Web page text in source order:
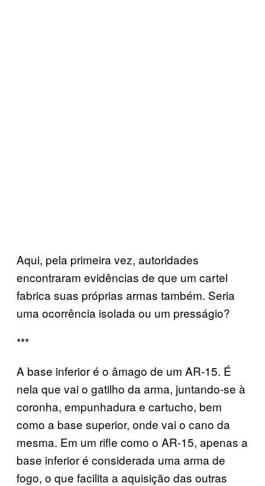
Aqui, pela primeira vez, autoridades
encontraram evidências de que um cartel
fabrica suas próprias armas também. Seria
uma ocorrência isolada ou um presságio?
***
A base inferior é o âmago de um AR-15. É
nela que vai o gatilho da arma, juntando-se à
coronha, empunhadura e cartucho, bem
como a base superior, onde vai o cano da
mesma. Em um rifle como o AR-15, apenas a
base inferior é considerada uma arma de
fogo, o que facilita a aquisição das outras